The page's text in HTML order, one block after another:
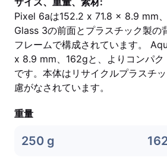
Pixel 6aは152.2 x 71.8 x 8.9 mm
Glass 3の前面とプラスチック製の
フレームで構成されています。
x 8.9 mm、162gと、よりコンパク
です。本体はリサイクルプラスチ
慮がなされています。
重量
250 g